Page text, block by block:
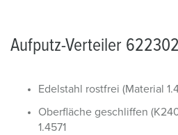
Aufputz-Verteiler
Edelstahl rostfrei (Material
Oberfläche geschliffen
1.4571